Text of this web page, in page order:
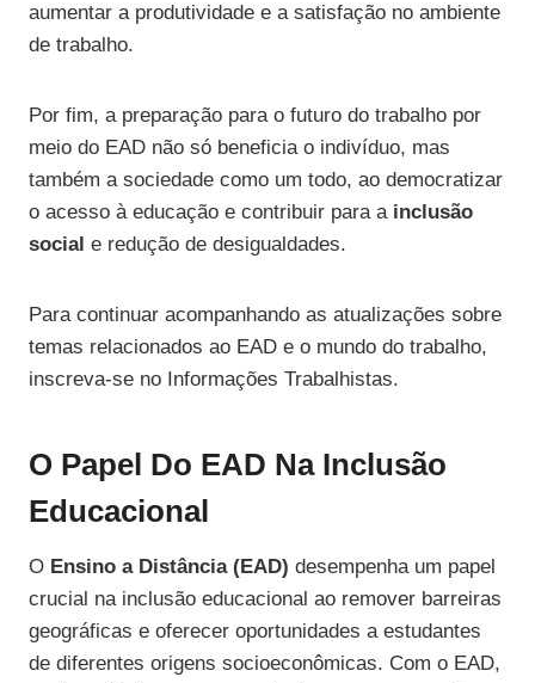
aumentar a produtividade e a satisfação no ambiente
de trabalho.
Por fim, a preparação para o futuro do trabalho por
meio do EAD não só beneficia o indivíduo, mas
também a sociedade como um todo, ao democratizar
o acesso à educação e contribuir para a inclusão
social e redução de desigualdades.
Para continuar acompanhando as atualizações sobre
temas relacionados ao EAD e o mundo do trabalho,
inscreva-se no Informações Trabalhistas.
O Papel Do EAD Na Inclusão
Educacional
O Ensino a Distância (EAD) desempenha um papel
crucial na inclusão educacional ao remover barreiras
geográficas e oferecer oportunidades a estudantes
de diferentes origens socioeconômicas. Com o EAD,